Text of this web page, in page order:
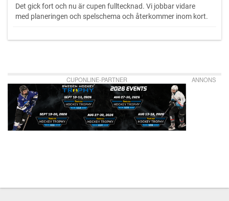
Det gick fort och nu är cupen fulltecknad. Vi jobbar vidare
med planeringen och spelschema och återkommer inom kort.
CUPONLINE-PARTNER ANNONS